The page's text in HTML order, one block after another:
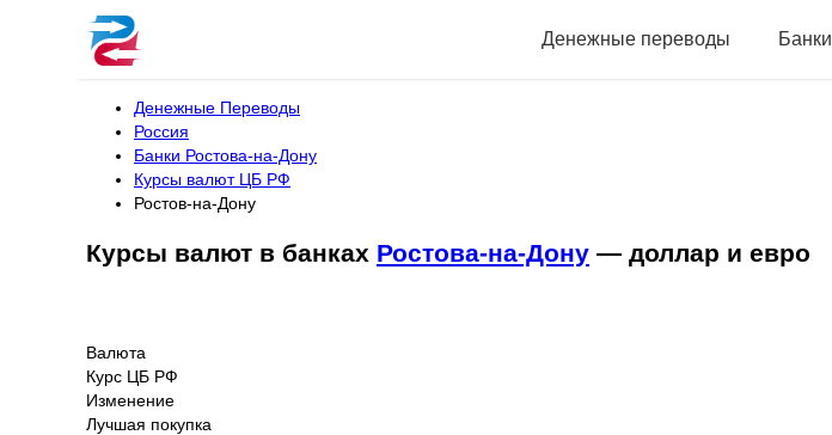
Денежные переводы Банки
Денежные Переводы
Россия
Банки Ростова-на-Дону
Курсы валют ЦБ РФ
Ростов-на-Дону
Курсы валют в банках Ростова-на-Дону — доллар и евро
Валюта
Курс ЦБ РФ
Изменение
Лучшая покупка